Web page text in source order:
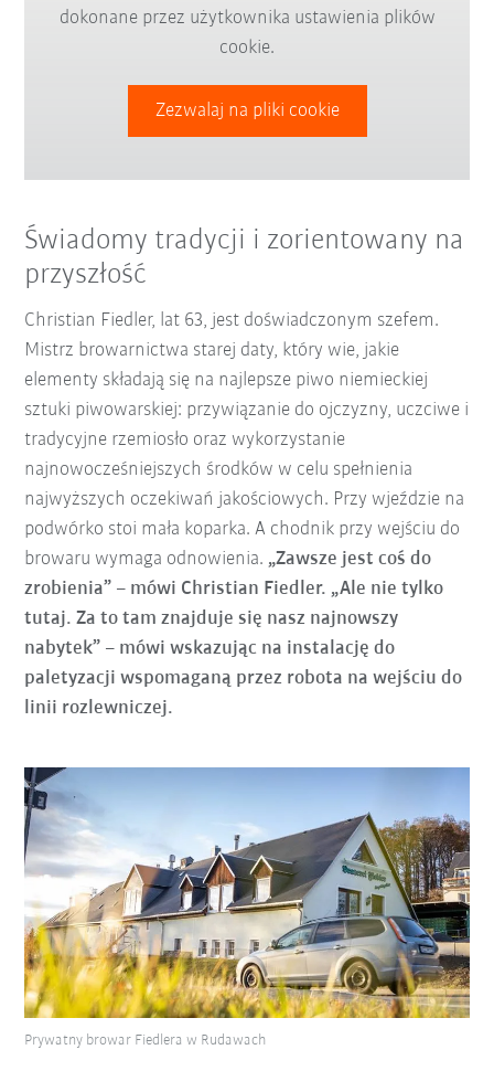
dokonane przez użytkownika ustawienia plików
cookie.
Zezwalaj na pliki cookie
Świadomy tradycji i zorientowany na
przyszłość
Christian Fiedler, lat 63, jest doświadczonym szefem.
Mistrz browarnictwa starej daty, który wie, jakie
elementy składają się na najlepsze piwo niemieckiej
sztuki piwowarskiej: przywiązanie do ojczyzny, uczciwe i
tradycyjne rzemiosło oraz wykorzystanie
najnowocześniejszych środków w celu spełnienia
najwyższych oczekiwań jakościowych. Przy wjeździe na
podwórko stoi mała koparka. A chodnik przy wejściu do
browaru wymaga odnowienia. „Zawsze jest coś do
zrobienia” – mówi Christian Fiedler. „Ale nie tylko
tutaj. Za to tam znajduje się nasz najnowszy
nabytek” – mówi wskazując na instalację do
paletyzacji wspomaganą przez robota na wejściu do
linii rozlewniczej.
Prywatny browar Fiedlera w Rudawach